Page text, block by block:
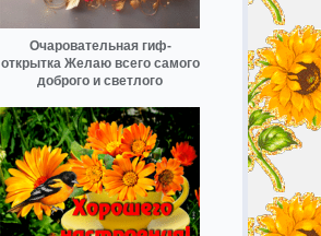
Очаровательная гиф-
открытка Желаю всего самого
доброго и светлого